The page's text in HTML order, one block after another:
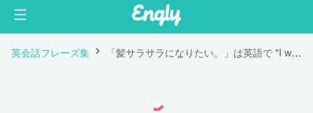
英会話フレーズ集 「髪サラサラになりたい。」は英語で "I want shiny hair."